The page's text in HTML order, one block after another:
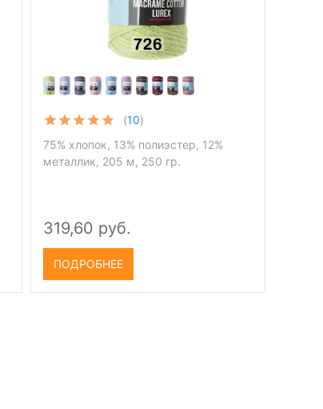
(10)
75% хлопок, 13% полиэстер, 12%
металлик, 205 м, 250 гр.
319,60 руб.
ПОДРОБНЕЕ